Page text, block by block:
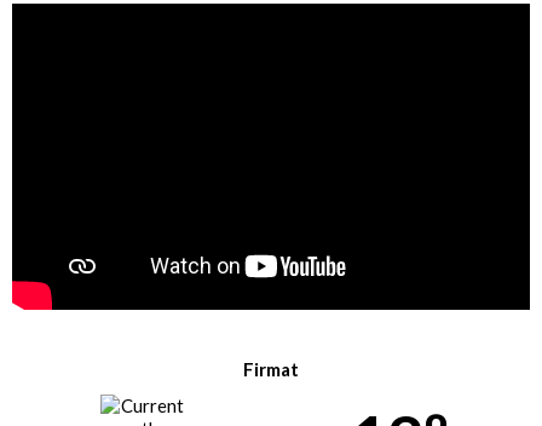
Firmat